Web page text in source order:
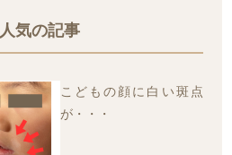
人気の記事
こどもの顔に白い斑点
が・・・